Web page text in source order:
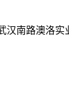
汉南路澳洛实